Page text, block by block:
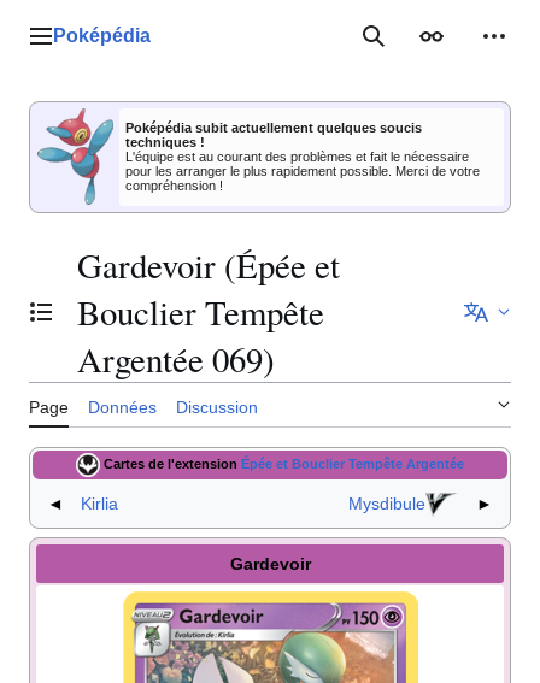
Menu principal
Poképédia RechercherApparence
Poképédia subit actuellement quelques soucis
techniques !
L'équipe est au courant des problèmes et fait le nécessaire
pour les arranger le plus rapidement possible. Merci de votre
compréhension !
Basculer la table des matières
Gardevoir (Épée et
Bouclier Tempête
Argentée 069)
Page Données Discussion
Cartes de l'extension Épée et Bouclier Tempête Argentée
◄ Kirlia Mysdibule ►
Gardevoir